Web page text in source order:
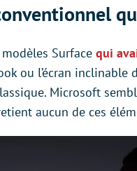
Surface qui
ou l’écran
Microsoft
aucun de ces